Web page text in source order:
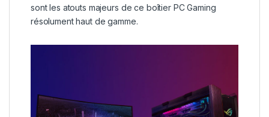
sont les atouts majeurs de ce boîtier PC Gaming
résolument haut de gamme.